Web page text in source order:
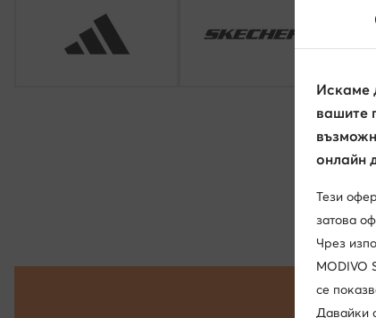
Искаме
вашите
онлайн
Тези
затова
Чрез
MODIVO
се
Давайки